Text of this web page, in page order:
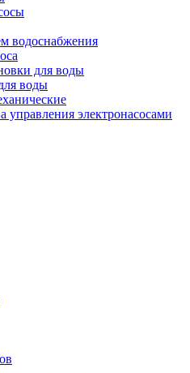
водоснабжения
для воды
воды
управления электронасосами